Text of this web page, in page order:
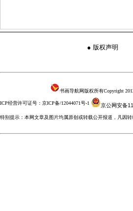
● 版权声明
书画导航网版权所有Copyright
ICP经营许可证号：京ICP备/12044071号-1 京公网安备
特别提示：本网文章及图片均属原创或转载公开报道，凡因